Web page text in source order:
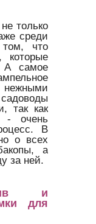
только
среди
что
которые
А самое
так как
- очень
В
о всех
а
за ней.
и
для